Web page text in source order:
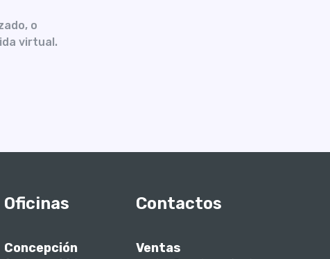
o
virtual.
Oficinas
Concepción
Contactos
Ventas